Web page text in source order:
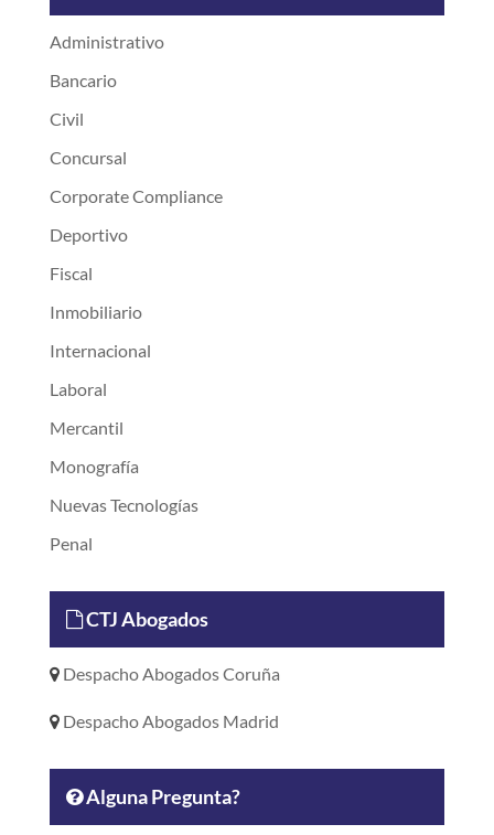
Administrativo
Bancario
Civil
Concursal
Corporate Compliance
Deportivo
Fiscal
Inmobiliario
Internacional
Laboral
Mercantil
Monografía
Nuevas Tecnologías
Penal
CTJ Abogados
Despacho Abogados Coruña
Despacho Abogados Madrid
Alguna Pregunta?